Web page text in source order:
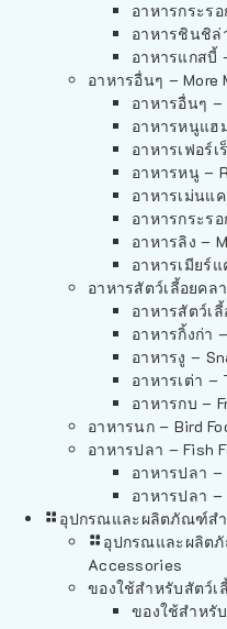
อาหารกระร
อาหารชินชิล่
อาหารแกสบี้
อาหารอื่นๆ – More
อาหารอื่นๆ –
อาหารหนูแฮ
อาหารเฟอร์เ
อาหารหนู –
อาหารเม่นแ
อาหารกระร
อาหารลิง –
อาหารเมียร์
อาหารสัตว์เลี้อยคล
อาหารสัตว์เ
อาหารกิ้งก่า
อาหารงู –
อาหารเต่า –
อาหารกบ –
อาหารนก – Bird
อาหารปลา – Fish
อาหารปลา –
อาหารปลา –
อุปกรณและผลิตภัณฑ์สำ
อุปกรณและผลิต
Accessories
ของใช้สำหรับสัตว์เ
ของใช้สำหรั